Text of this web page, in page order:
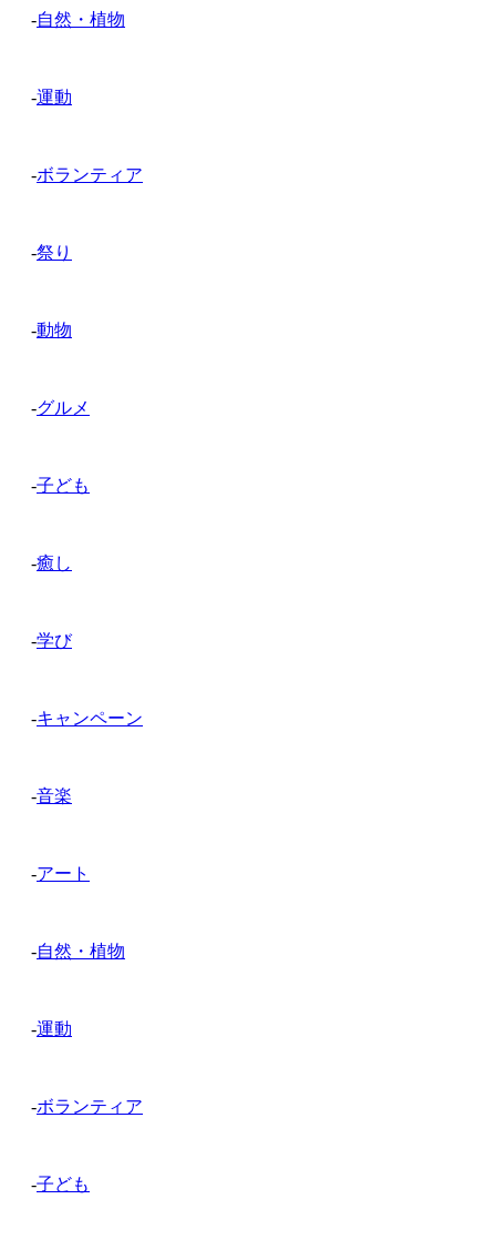
-自然・植物
-運動
-ボランティア
-祭り
-動物
-グルメ
-子ども
-癒し
-学び
-キャンペーン
-音楽
-アート
-自然・植物
-運動
-ボランティア
-子ども